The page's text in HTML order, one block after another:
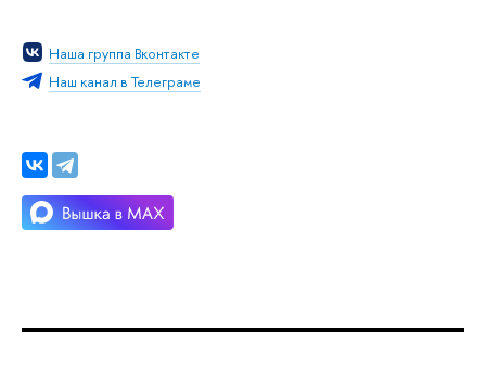
Наша группа Вконтакте
Наш канал в Телеграме